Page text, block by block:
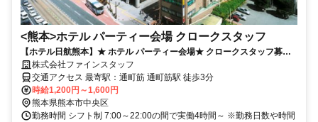
<熊本>ホテル パーティー会場 クロークスタッフ
【ホテル日航熊本】★ ホテル パーティー会場★ クロークスタッフ募
集！！ 未経験者・友達同士の応募も大歓迎！！
株式会社ファインスタッフ
交通アクセス 最寄駅：通町筋 通町筋駅 徒歩3分
時給1,200円～1,600円
熊本県熊本市中央区
勤務時間 シフト制 7:00～22:00の間で実働4時間～ ※勤務日数や時間